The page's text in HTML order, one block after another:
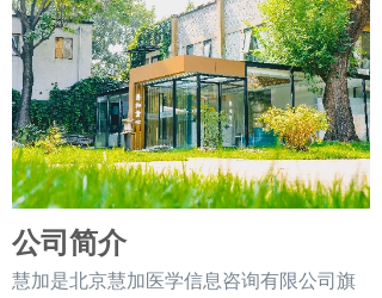
公司简介
慧加是北京慧加医学信息咨询有限公司旗